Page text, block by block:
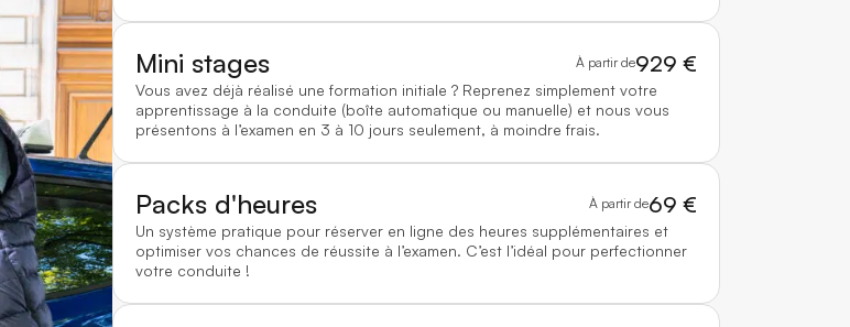
Mini stages À partir de929 €
Vous avez déjà réalisé une formation initiale ? Reprenez simplement votre
apprentissage à la conduite (boîte automatique ou manuelle) et nous vous
présentons à l’examen en 3 à 10 jours seulement, à moindre frais.
Packs d'heures À partir de69 €
Un système pratique pour réserver en ligne des heures supplémentaires et
optimiser vos chances de réussite à l’examen. C’est l’idéal pour perfectionner
votre conduite !